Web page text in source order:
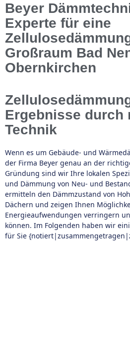
Beyer
Experte für eine
Großraum Bad
Obernkirchen
Ergebnisse durch
Technik
Wenn es um Gebäude- und
der Firma Beyer genau an der
Gründung sind wir Ihre lokalen
und Dämmung von Neu- und
ermitteln den Dämmzustand von
Dächern und zeigen Ihnen
Energieaufwendungen verringern
können. Im Folgenden haben wir
für Sie